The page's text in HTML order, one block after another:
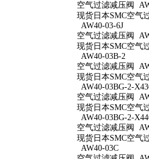
空气过滤减压阀
现货日本SMC空气
AW40-03-6J
空气过滤减压阀
现货日本SMC空气
AW40-03B-2
空气过滤减压阀
现货日本SMC空气
AW40-03BG-2-
空气过滤减压阀
现货日本SMC空气
AW40-03BG-2-
空气过滤减压阀
现货日本SMC空气
AW40-03C